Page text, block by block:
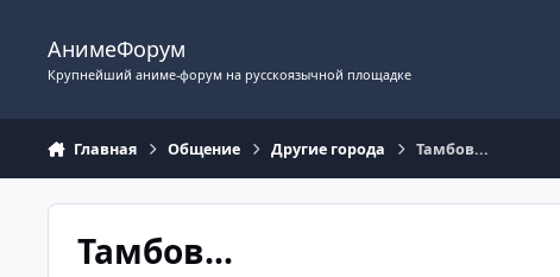
АнимеФорум
Крупнейший аниме-форум на русскоязычной площадке
Главная Общение Другие города Тамбов...
Тамбов...